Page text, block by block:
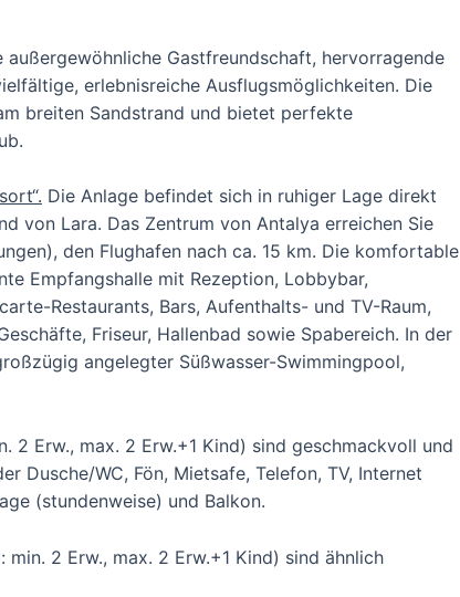
außergewöhnliche Gastfreundschaft, hervorragende
erlebnisreiche Ausflugsmöglichkeiten. Die
breiten Sandstrand und bietet perfekte
Die Anlage befindet sich in ruhiger Lage direkt
von Lara. Das Zentrum von Antalya erreichen Sie
den Flughafen nach ca. 15 km. Die komfortable
Empfangshalle mit Rezeption, Lobbybar,
Restaurants, Bars, Aufenthalts- und TV-Raum,
Friseur, Hallenbad sowie Spabereich. In der
angelegter Süßwasser-Swimmingpool,
2 Erw., max. 2 Erw.+1 Kind) sind geschmackvoll und
Dusche/WC, Fön, Mietsafe, Telefon, TV, Internet
(stundenweise) und Balkon.
min. 2 Erw., max. 2 Erw.+1 Kind) sind ähnlich